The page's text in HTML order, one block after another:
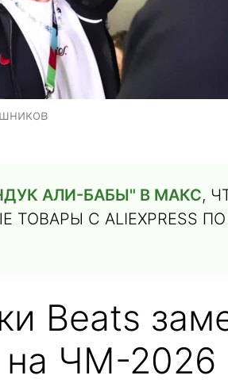
АЛИ-БАБЫ" В МАКС,
С ALIEXPRESS
Beats
на ЧМ-2026